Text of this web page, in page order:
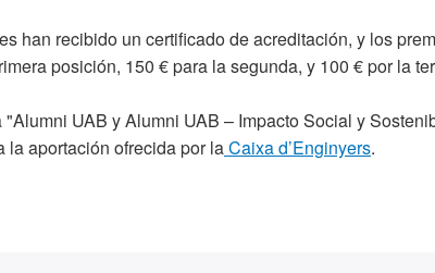
han recibido un certificado de acreditación, y los
posición, 150 € para la segunda, y 100 € por la
UAB y Alumni UAB – Impacto Social y
la aportación ofrecida por laCaixa d’Enginyers.